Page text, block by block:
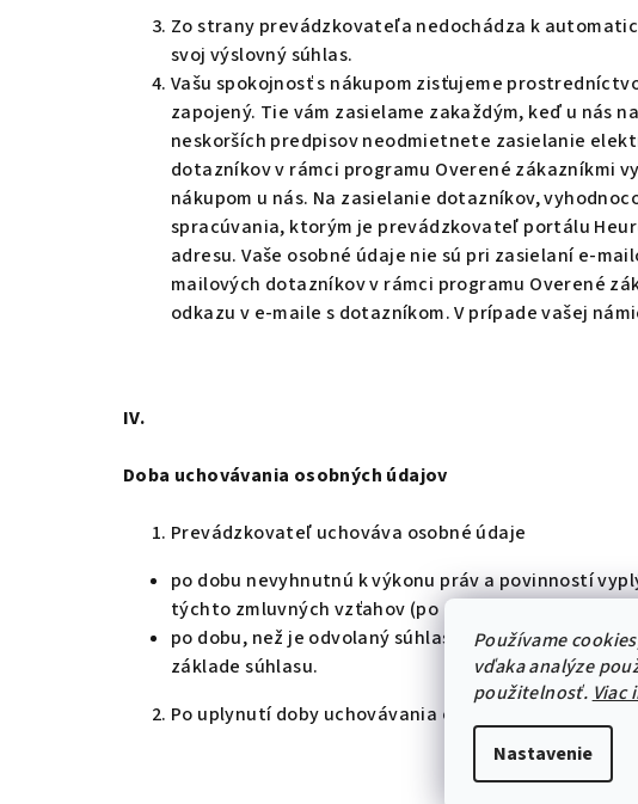
Používame
vďaka analýze
použitelnosť. Viac
Nastavenie
Zo strany prevádzkovateľa nedochádza k
svoj výslovný súhlas.
Vašu spokojnosť s nákupom zisťujeme
zapojený. Tie vám zasielame zakaždým, keď u nás
neskorších predpisov neodmietnete zasielanie
dotazníkov v rámci programu Overené zákazníkmi
nákupom u nás. Na zasielanie dotazníkov,
spracúvania, ktorým je prevádzkovateľ portálu
adresu. Vaše osobné údaje nie sú pri zasielaní e-
mailových dotazníkov v rámci programu Overené
odkazu v e-maile s dotazníkom. V prípade vašej
IV.
Doba uchovávania osobných údajov
Prevádzkovateľ uchováva osobné údaje
po dobu nevyhnutnú k výkonu práv a povinností
týchto zmluvných vzťahov (po dobu 15 rokov od
po dobu, než je odvolaný súhlas so spracovaním
základe súhlasu.
Po uplynutí doby uchovávania osobných údajov